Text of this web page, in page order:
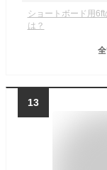
ショートボード用
は？
13